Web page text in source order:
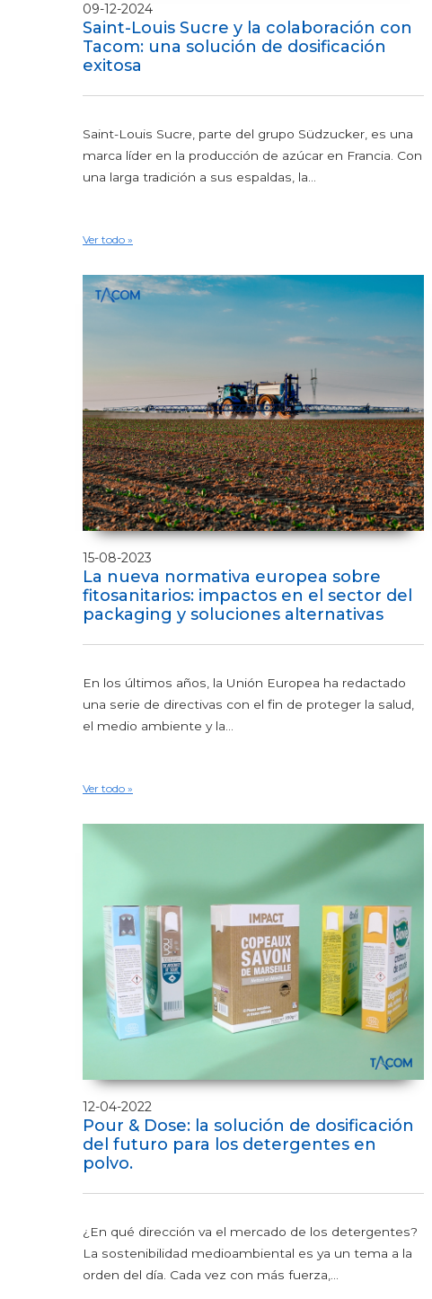
09-12-2024
Saint-Louis Sucre y la colaboración con
Tacom: una solución de dosificación
exitosa
Saint-Louis Sucre, parte del grupo Südzucker, es una
marca líder en la producción de azúcar en Francia. Con
una larga tradición a sus espaldas, la...
Ver todo »
15-08-2023
La nueva normativa europea sobre
fitosanitarios: impactos en el sector del
packaging y soluciones alternativas
En los últimos años, la Unión Europea ha redactado
una serie de directivas con el fin de proteger la salud,
el medio ambiente y la...
Ver todo »
12-04-2022
Pour & Dose: la solución de dosificación
del futuro para los detergentes en
polvo.
¿En qué dirección va el mercado de los detergentes?
La sostenibilidad medioambiental es ya un tema a la
orden del día. Cada vez con más fuerza,...